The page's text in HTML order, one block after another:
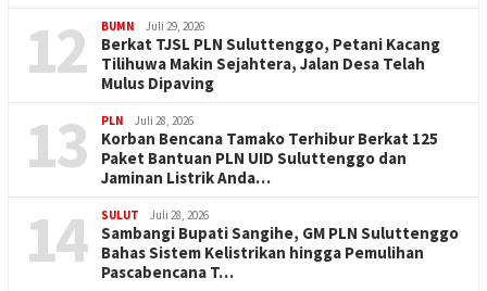
12 BUMN Juli 29, 2026
Berkat TJSL PLN Suluttenggo, Petani Kacang
Tilihuwa Makin Sejahtera, Jalan Desa Telah
Mulus Dipaving
13 PLN Juli 28, 2026
Korban Bencana Tamako Terhibur Berkat 125
Paket Bantuan PLN UID Suluttenggo dan
Jaminan Listrik Anda…
14 SULUT Juli 28, 2026
Sambangi Bupati Sangihe, GM PLN Suluttenggo
Bahas Sistem Kelistrikan hingga Pemulihan
Pascabencana T…